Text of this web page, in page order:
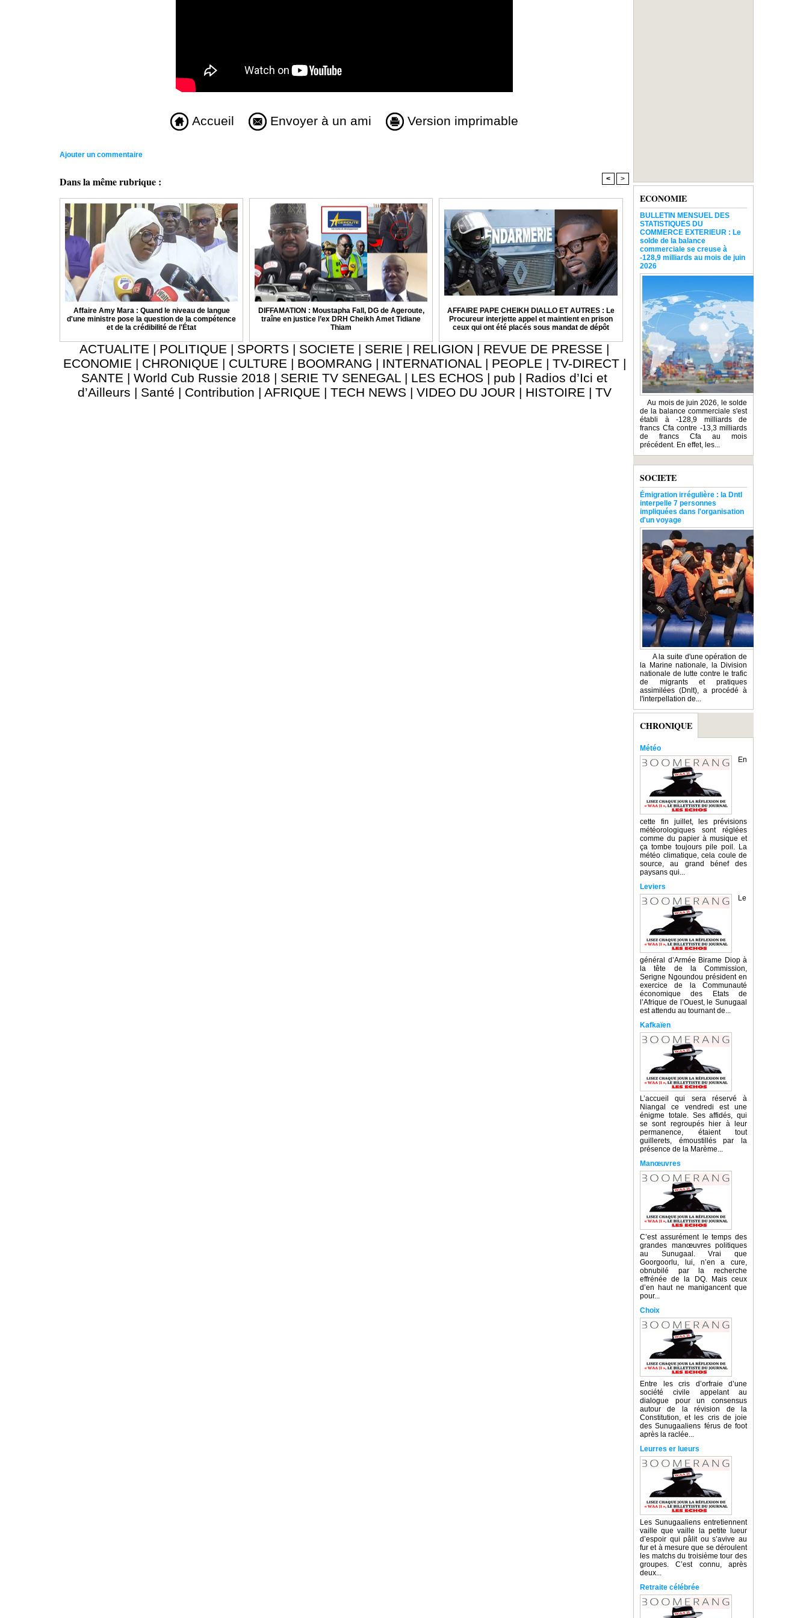
Accueil Envoyer à un ami Version imprimable
Ajouter un commentaire
Dans la même rubrique : < >
Affaire Amy Mara : Quand le niveau de langue
d'une ministre pose la question de la compétence
et de la crédibilité de l'État
DIFFAMATION : Moustapha Fall, DG de Ageroute,
traîne en justice l’ex DRH Cheikh Amet Tidiane
Thiam
AFFAIRE PAPE CHEIKH DIALLO ET AUTRES : Le
Procureur interjette appel et maintient en prison
ceux qui ont été placés sous mandat de dépôt
ACTUALITE | POLITIQUE | SPORTS | SOCIETE | SERIE | RELIGION | REVUE DE PRESSE |
ECONOMIE | CHRONIQUE | CULTURE | BOOMRANG | INTERNATIONAL | PEOPLE | TV-DIRECT |
SANTE | World Cub Russie 2018 | SERIE TV SENEGAL | LES ECHOS | pub | Radios d’Ici et
d’Ailleurs | Santé | Contribution | AFRIQUE | TECH NEWS | VIDEO DU JOUR | HISTOIRE | TV
ECONOMIE
BULLETIN MENSUEL DES
STATISTIQUES DU
COMMERCE EXTERIEUR : Le
solde de la balance
commerciale se creuse à
-128,9 milliards au mois de juin
2026
Au mois de juin 2026, le solde
de la balance commerciale s'est
établi à -128,9 milliards de
francs Cfa contre -13,3 milliards
de francs Cfa au mois
précédent. En effet, les...
SOCIETE
Émigration irrégulière : la Dntl
interpelle 7 personnes
impliquées dans l'organisation
d'un voyage
A la suite d'une opération de
la Marine nationale, la Division
nationale de lutte contre le trafic
de migrants et pratiques
assimilées (Dnlt), a procédé à
l'interpellation de...
CHRONIQUE
Météo
En
cette fin juillet, les prévisions
météorologiques sont réglées
comme du papier à musique et
ça tombe toujours pile poil. La
météo climatique, cela coule de
source, au grand bénef des
paysans qui...
Leviers
Le
général d’Armée Birame Diop à
la tête de la Commission,
Serigne Ngoundou président en
exercice de la Communauté
économique des Etats de
l’Afrique de l’Ouest, le Sunugaal
est attendu au tournant de...
Kafkaïen
L’accueil qui sera réservé à
Niangal ce vendredi est une
énigme totale. Ses affidés, qui
se sont regroupés hier à leur
permanence, étaient tout
guillerets, émoustillés par la
présence de la Marème...
Manœuvres
C’est assurément le temps des
grandes manœuvres politiques
au Sunugaal. Vrai que
Goorgoorlu, lui, n’en a cure,
obnubilé par la recherche
effrénée de la DQ. Mais ceux
d’en haut ne manigancent que
pour...
Choix
Entre les cris d’orfraie d’une
société civile appelant au
dialogue pour un consensus
autour de la révision de la
Constitution, et les cris de joie
des Sunugaaliens férus de foot
après la raclée...
Leurres er lueurs
Les Sunugaaliens entretiennent
vaille que vaille la petite lueur
d’espoir qui pâlit ou s’avive au
fur et à mesure que se déroulent
les matchs du troisième tour des
groupes. C’est connu, après
deux...
Retraite célébrée